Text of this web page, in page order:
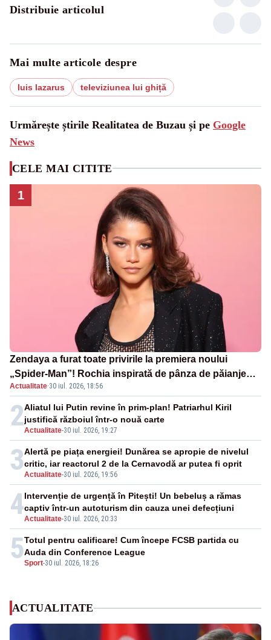
Distribuie articolul
Mai multe articole despre
luis lazarus televiziunea lui ghiță
Urmărește știrile Realitatea de Buzau și pe Google
News
CELE MAI CITITE
1
Zendaya a furat toate privirile la premiera noului
„Spider-Man”! Rochia inspirată de pânza de păianjen a
făcut senzație
Actualitate·30 iul. 2026, 18:56
2Actualitate-30 iul. 2026, 19:27
Aliatul lui Putin revine în prim-plan! Patriarhul Kiril
justifică războiul într-o nouă carte
3Actualitate-30 iul. 2026, 19:56
Alertă pe piața energiei! Dunărea se apropie de nivelul
critic, iar reactorul 2 de la Cernavodă ar putea fi oprit
4Actualitate-30 iul. 2026, 20:33
Intervenție de urgență în Pitești! Un bebeluș a rămas
captiv într-un autoturism din cauza unei defecțiuni
5Sport-30 iul. 2026, 18:26
Totul pentru calificare! Cum începe FCSB partida cu
Auda din Conference League
ACTUALITATE